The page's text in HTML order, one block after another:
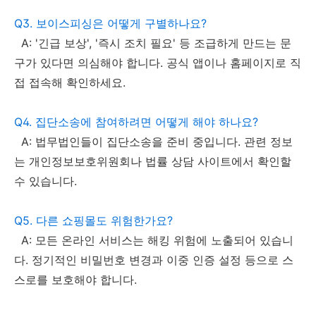
Q3. 보이스피싱은 어떻게 구별하나요?
A: '긴급 보상', '즉시 조치 필요' 등 조급하게 만드는 문
구가 있다면 의심해야 합니다. 공식 앱이나 홈페이지로 직
접 접속해 확인하세요.
Q4. 집단소송에 참여하려면 어떻게 해야 하나요?
A: 법무법인들이 집단소송을 준비 중입니다. 관련 정보
는 개인정보보호위원회나 법률 상담 사이트에서 확인할
수 있습니다.
Q5. 다른 쇼핑몰도 위험한가요?
A: 모든 온라인 서비스는 해킹 위험에 노출되어 있습니
다. 정기적인 비밀번호 변경과 이중 인증 설정 등으로 스
스로를 보호해야 합니다.